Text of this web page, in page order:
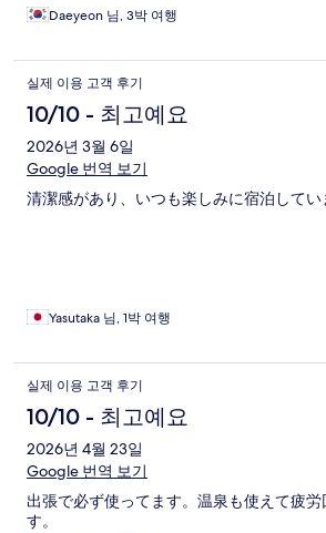
Daeyeon 님, 3박 여행
실제 이용 고객 후기
10/10 - 최고예요
2026년 3월 6일
Google 번역 보기
清潔感があり、いつも楽しみに宿泊してい
Yasutaka 님, 1박 여행
실제 이용 고객 후기
10/10 - 최고예요
2026년 4월 23일
Google 번역 보기
出張で必ず使ってます。温泉も使えて疲
す。